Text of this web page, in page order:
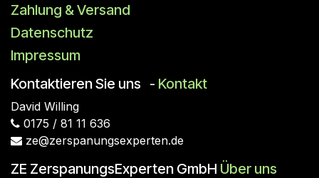
Zahlung & Versand
Datenschutz
Impressum
Kontaktieren Sie uns
- Kontakt
David Willing
0175 / 81 11 636
ze@zerspanungsexperten.de
ZE ZerspanungsExperten GmbH Über uns